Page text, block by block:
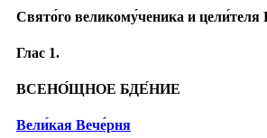
Свято́го великому́ченика и цели́теля
Глас 1.
ВСЕНО́ЩНОЕ БДЕ́НИЕ
Вели́кая Вече́рня